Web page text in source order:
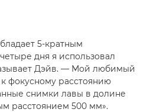
5-кратным
дня я использовал
Дэйв. — Мой любимый
фокусному расстоянию
снимки лавы в долине
расстоянием 500 мм».